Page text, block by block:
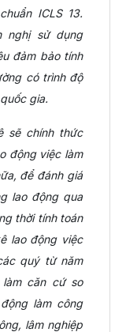
ICLS 13.
nghị sử dụng
đảm bảo tính
có trình độ
gia.
sẽ chính thức
động việc làm
để đánh giá
lao động qua
thời tính toán
lao động việc
quý từ năm
căn cứ so
làm công
lâm nghiệp